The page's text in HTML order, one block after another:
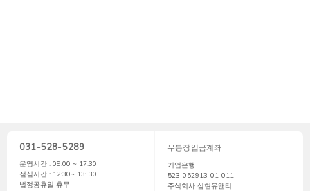
031-528-5289
운영시간 : 09:00 ~ 17:30
점심시간 : 12:30~ 13: 30
법정공휴일 휴무
무통장입금계좌
기업은행
523-052913-01-011
주식회사 삼현유앤티